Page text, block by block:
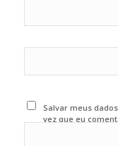
Salvar meus
vez que eu